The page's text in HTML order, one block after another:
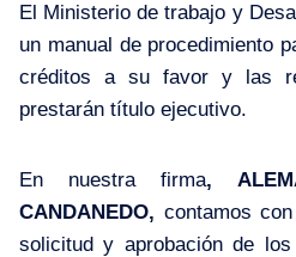
El Ministerio de trabajo y
un manual de procedimiento
créditos a su favor y las
prestarán título ejecutivo.
En nuestra firma,
CANDANEDO, contamos
solicitud y aprobación de